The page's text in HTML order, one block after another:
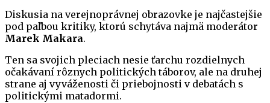
Diskusia na verejnoprávnej obrazovke je najčastejšie
pod paľbou kritiky, ktorú schytáva najmä moderátor
Marek Makara.
Ten sa svojich pleciach nesie ťarchu rozdielnych
očakávaní rôznych politických táborov, ale na druhej
strane aj vyváženosti či priebojnosti v debatách s
politickými matadormi.